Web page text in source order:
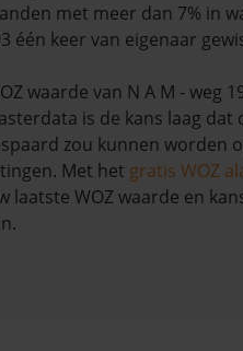
met meer dan 7% in
één keer van eigenaar
waarde van N A M - weg
is de kans laag dat
zou kunnen worden
Met het gratis WOZ
laatste WOZ waarde en